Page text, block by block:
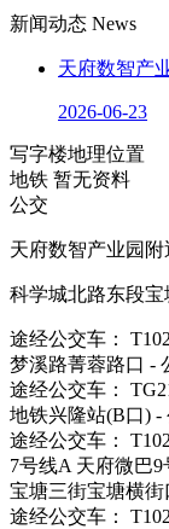
新闻动态 News
天府数智产
2026-06-23
写字楼地理位置
地铁 暂无资料
公交
天府数智产业园
科学城北路东段宝
途经公交车：
梦溪路菁蓉路口 -
途经公交车：
地铁兴隆站(B口) -
途经公交车：
7号线A 天府微巴9
宝塘三街宝塘横街
途经公交车：